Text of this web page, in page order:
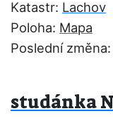
Katastr: Lachov
Poloha: Mapa
Poslední
studánka